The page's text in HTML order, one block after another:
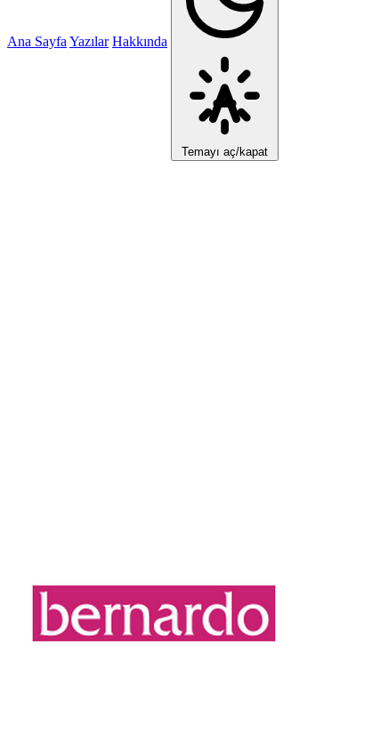
Ana Sayfa Yazılar Hakkında
Temayı aç/kapat